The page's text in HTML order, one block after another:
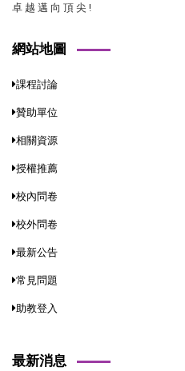
卓 越 邁 向 頂 尖 !
網站地圖
課程討論
贊助單位
相關資源
授權推薦
校內問卷
校外問卷
最新公告
常見問題
助教登入
最新消息